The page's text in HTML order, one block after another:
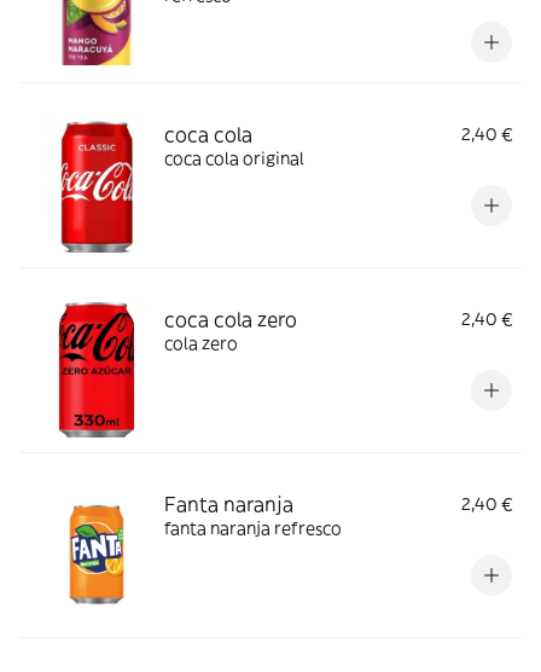
coca cola
2,40 €
coca cola original
coca cola zero
2,40 €
cola zero
Fanta naranja
2,40 €
fanta naranja refresco